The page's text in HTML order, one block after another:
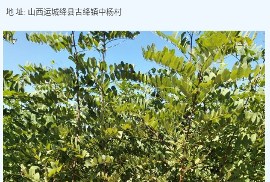
地 址: 山西运城绛县古绛镇中杨村